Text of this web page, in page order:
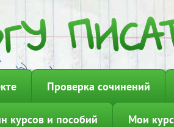
Проверка сочинений
курсов и пособий Мои